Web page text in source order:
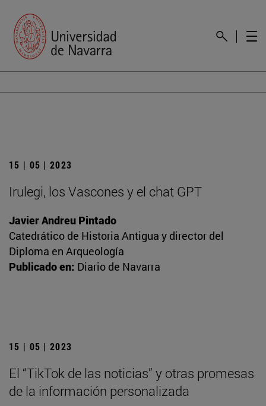
15 | 05 | 2023
Irulegi, los Vascones y el chat GPT
Javier Andreu Pintado
Catedrático de Historia Antigua y director del
Diploma en Arqueología
Publicado en: Diario de Navarra
15 | 05 | 2023
El “TikTok de las noticias” y otras promesas
de la información personalizada